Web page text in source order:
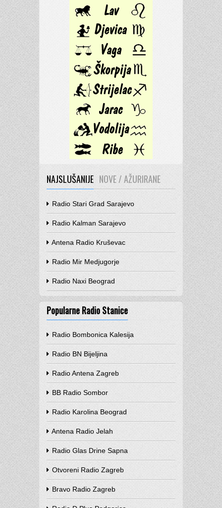
NAJSLUŠANIJE NOVE / AŽURIRANE
Radio Stari Grad Sarajevo
Radio Kalman Sarajevo
Antena Radio Kruševac
Radio Mir Medjugorje
Radio Naxi Beograd
Popularne Radio Stanice
Radio Bombonica Kalesija
Radio BN Bijeljina
Radio Antena Zagreb
BB Radio Sombor
Radio Karolina Beograd
Antena Radio Jelah
Radio Glas Drine Sapna
Otvoreni Radio Zagreb
Bravo Radio Zagreb